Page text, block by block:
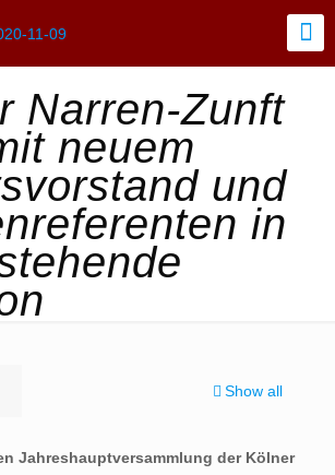
Narren-Zunft
neuem
und
in
Show all
Jahreshauptversammlung der Kölner